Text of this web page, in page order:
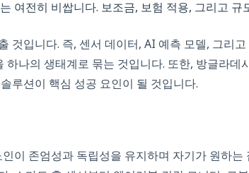
여전히 비쌉니다. 보조금, 보험 적용, 그리고 규
것입니다. 즉, 센서 데이터, AI 예측 모델, 그리고
나의 생태계로 묶는 것입니다. 또한, 방글라데
루션이 핵심 성공 요인이 될 것입니다.
이 존엄성과 독립성을 유지하며 자기가 원하는